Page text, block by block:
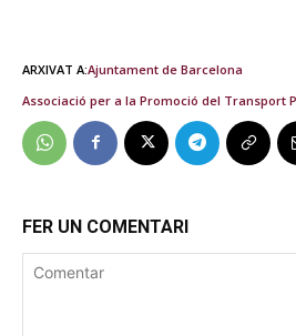
ARXIVAT A:Ajuntament de Barcelona
Associació per a la Promoció del Transport
FER UN COMENTARI